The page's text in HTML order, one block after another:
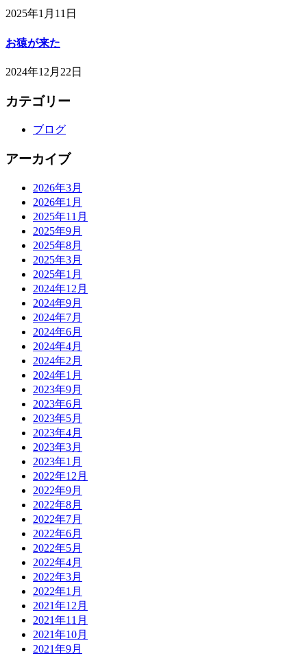
2025年1月11日
お猿が来た
2024年12月22日
カテゴリー
ブログ
アーカイブ
2026年3月
2026年1月
2025年11月
2025年9月
2025年8月
2025年3月
2025年1月
2024年12月
2024年9月
2024年7月
2024年6月
2024年4月
2024年2月
2024年1月
2023年9月
2023年6月
2023年5月
2023年4月
2023年3月
2023年1月
2022年12月
2022年9月
2022年8月
2022年7月
2022年6月
2022年5月
2022年4月
2022年3月
2022年1月
2021年12月
2021年11月
2021年10月
2021年9月